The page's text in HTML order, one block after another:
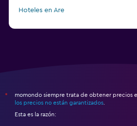
Hoteles en Are
*
momondo siempre trata de obtener precios
los precios no están garantizados
Esta es la razón: